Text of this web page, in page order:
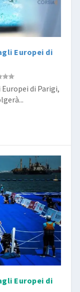
Europei di
di Parigi,
Europei di